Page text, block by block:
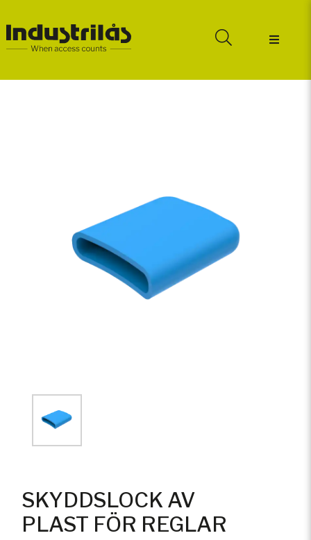
SKYDDSLOCK AV
PLAST FÖR REGLAR